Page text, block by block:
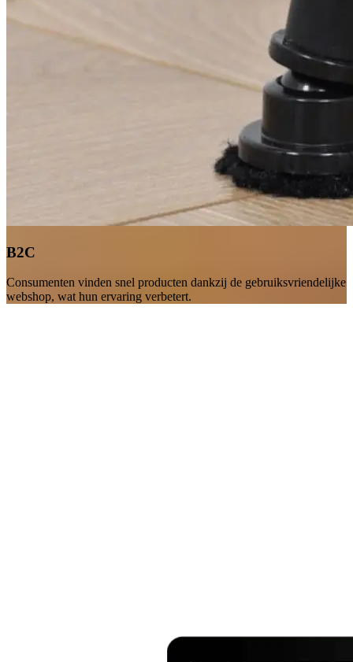
B2C
Consumenten vinden snel producten dankzij de gebruiksvriendelijke
webshop, wat hun ervaring verbetert.